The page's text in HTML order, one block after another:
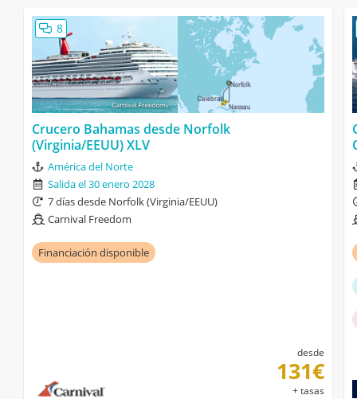
8
Crucero Bahamas desde Norfolk
(Virginia/EEUU) XLV
América del Norte
Salida el 30 enero 2028
7 días desde Norfolk (Virginia/EEUU)
Carnival Freedom
Financiación disponible
desde
131€
+ tasas